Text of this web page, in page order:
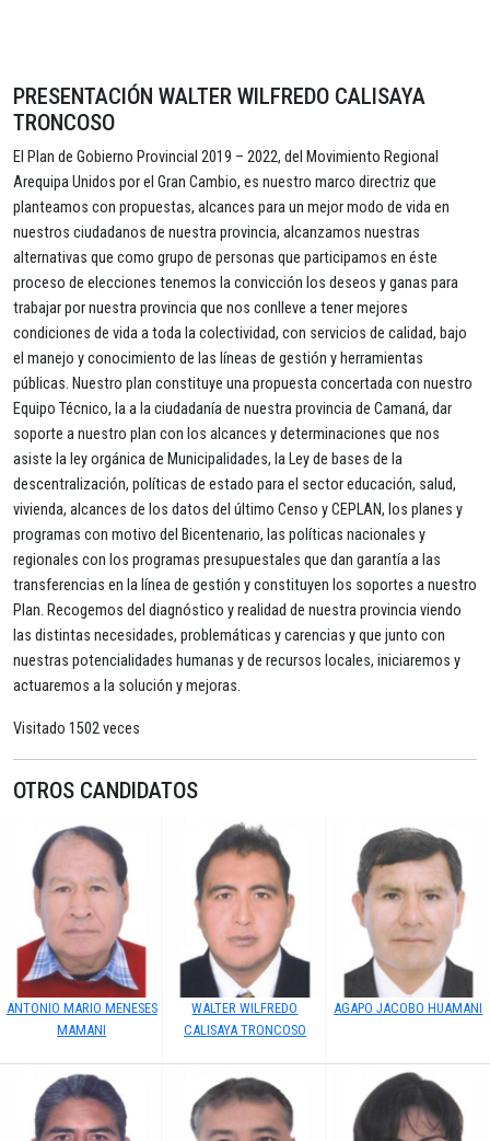
PRESENTACIÓN WALTER WILFREDO CALISAYA
TRONCOSO
El Plan de Gobierno Provincial 2019 – 2022, del Movimiento Regional
Arequipa Unidos por el Gran Cambio, es nuestro marco directriz que
planteamos con propuestas, alcances para un mejor modo de vida en
nuestros ciudadanos de nuestra provincia, alcanzamos nuestras
alternativas que como grupo de personas que participamos en éste
proceso de elecciones tenemos la convicción los deseos y ganas para
trabajar por nuestra provincia que nos conlleve a tener mejores
condiciones de vida a toda la colectividad, con servicios de calidad, bajo
el manejo y conocimiento de las líneas de gestión y herramientas
públicas. Nuestro plan constituye una propuesta concertada con nuestro
Equipo Técnico, la a la ciudadanía de nuestra provincia de Camaná, dar
soporte a nuestro plan con los alcances y determinaciones que nos
asiste la ley orgánica de Municipalidades, la Ley de bases de la
descentralización, políticas de estado para el sector educación, salud,
vivienda, alcances de los datos del último Censo y CEPLAN, los planes y
programas con motivo del Bicentenario, las políticas nacionales y
regionales con los programas presupuestales que dan garantía a las
transferencias en la línea de gestión y constituyen los soportes a nuestro
Plan. Recogemos del diagnóstico y realidad de nuestra provincia viendo
las distintas necesidades, problemáticas y carencias y que junto con
nuestras potencialidades humanas y de recursos locales, iniciaremos y
actuaremos a la solución y mejoras.
Visitado 1502 veces
OTROS CANDIDATOS
ANTONIO MARIO MENESES
MAMANI
WALTER WILFREDO
CALISAYA TRONCOSO
AGAPO JACOBO HUAMANI